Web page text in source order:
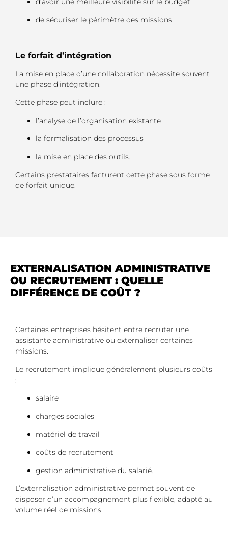
de sécuriser le périmètre des missions.
Le forfait d’intégration
La mise en place d’une collaboration nécessite souvent
une phase d’intégration.
Cette phase peut inclure :
l’analyse de l’organisation existante
la formalisation des processus
la mise en place des outils.
Certains prestataires facturent cette phase sous forme
de forfait unique.
EXTERNALISATION ADMINISTRATIVE
OU RECRUTEMENT : QUELLE
DIFFÉRENCE DE COÛT ?
Certaines entreprises hésitent entre recruter une
assistante administrative ou externaliser certaines
missions.
Le recrutement implique généralement plusieurs coûts
:
salaire
charges sociales
matériel de travail
coûts de recrutement
gestion administrative du salarié.
L’externalisation administrative permet souvent de
disposer d’un accompagnement plus flexible, adapté au
volume réel de missions.